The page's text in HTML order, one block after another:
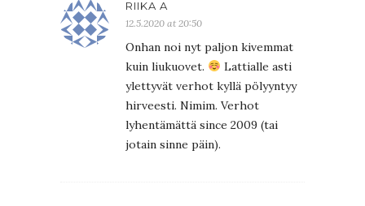
RIIKA A
12.5.2020 at 20:50
Onhan noi nyt paljon kivemmat
kuin liukuovet.
Lattialle asti
ylettyvät verhot kyllä pölyyntyy
hirveesti. Nimim. Verhot
lyhentämättä since 2009 (tai
jotain sinne päin).